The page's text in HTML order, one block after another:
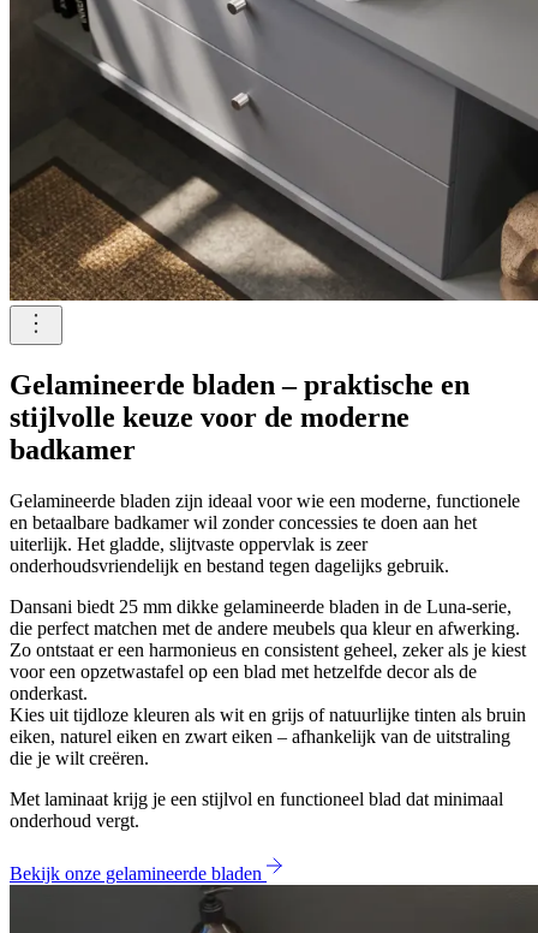
Gelamineerde bladen – praktische en
stijlvolle keuze voor de moderne
badkamer
Gelamineerde bladen zijn ideaal voor wie een moderne, functionele
en betaalbare badkamer wil zonder concessies te doen aan het
uiterlijk. Het gladde, slijtvaste oppervlak is zeer
onderhoudsvriendelijk en bestand tegen dagelijks gebruik.
Dansani biedt 25 mm dikke gelamineerde bladen in de Luna-serie,
die perfect matchen met de andere meubels qua kleur en afwerking.
Zo ontstaat er een harmonieus en consistent geheel, zeker als je kiest
voor een opzetwastafel op een blad met hetzelfde decor als de
onderkast.
Kies uit tijdloze kleuren als wit en grijs of natuurlijke tinten als bruin
eiken, naturel eiken en zwart eiken – afhankelijk van de uitstraling
die je wilt creëren.
Met laminaat krijg je een stijlvol en functioneel blad dat minimaal
onderhoud vergt.
Bekijk onze gelamineerde bladen